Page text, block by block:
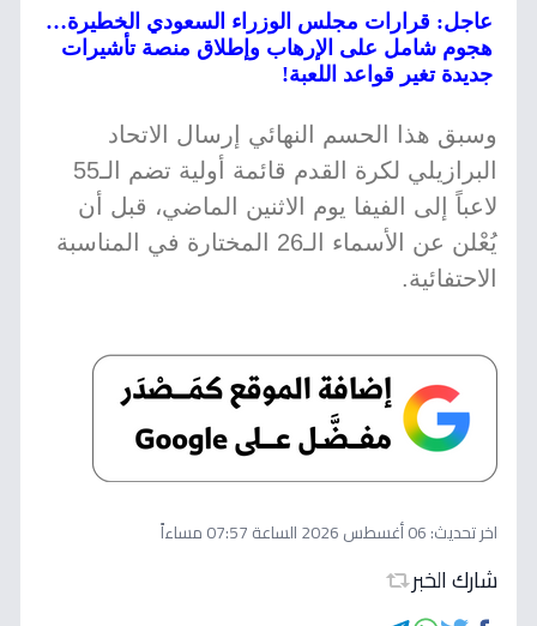
عاجل: قرارات مجلس الوزراء السعودي الخطيرة…
هجوم شامل على الإرهاب وإطلاق منصة تأشيرات
جديدة تغير قواعد اللعبة!
وسبق هذا الحسم النهائي إرسال الاتحاد
البرازيلي لكرة القدم قائمة أولية تضم الـ55
لاعباً إلى الفيفا يوم الاثنين الماضي، قبل أن
يُعْلن عن الأسماء الـ26 المختارة في المناسبة
الاحتفائية.
اخر تحديث:06 أغسطس 2026 الساعة 07:57 مساءاً
شارك الخبر